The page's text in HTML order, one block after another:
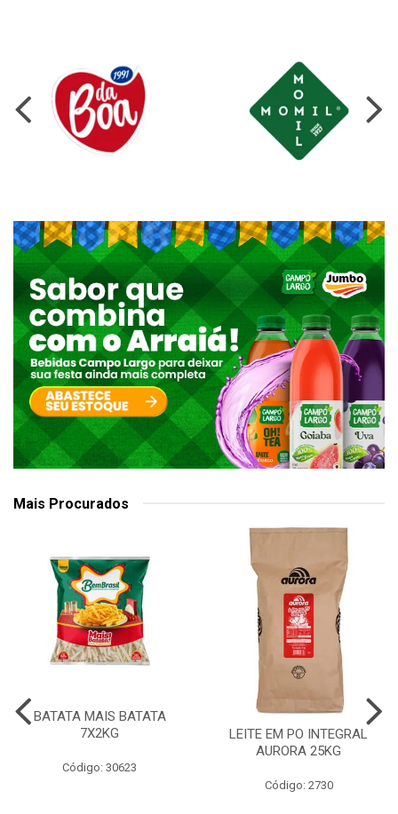
Mais Procurados
BATATA MAIS BATATA
7X2KG
Código: 30623
LEITE EM PO INTEGRAL
AURORA 25KG
Código: 2730